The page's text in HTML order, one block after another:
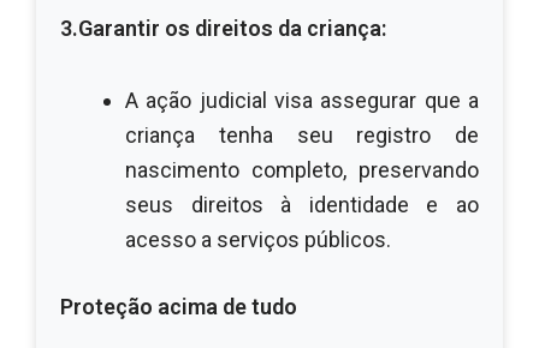
3.Garantir os direitos da criança:
A ação judicial visa assegurar que a
criança tenha seu registro de
nascimento completo, preservando
seus direitos à identidade e ao
acesso a serviços públicos.
Proteção acima de tudo